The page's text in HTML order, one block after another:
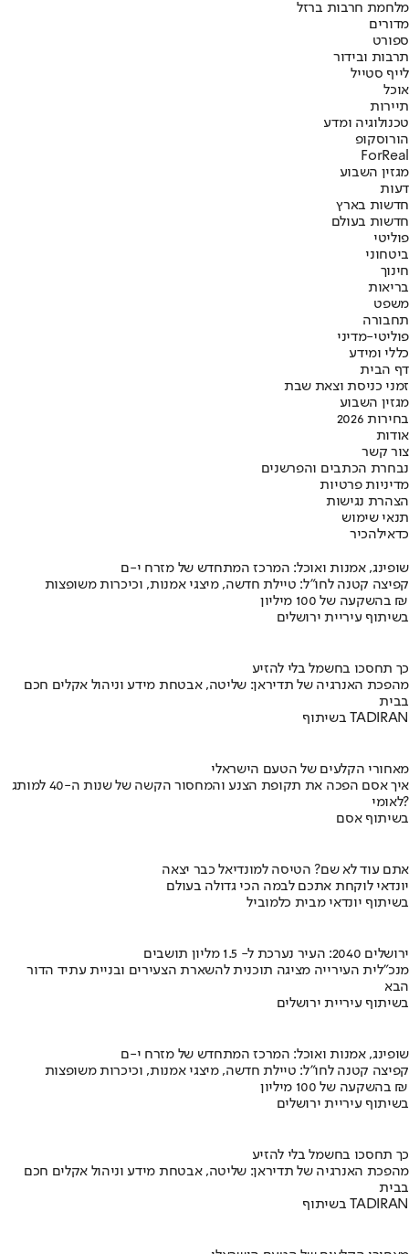
מלחמת חרבות ברזל
מדורים
ספורט
תרבות ובידור
לייף סטייל
אוכל
תיירות
טכנולוגיה ומדע
הורוסקופ
ForReal
מגזין השבוע
דעות
חדשות בארץ
חדשות בעולם
פוליטי
ביטחוני
חינוך
בריאות
משפט
תחבורה
פוליטי-מדיני
כללי ומידע
דף הבית
זמני כניסת וצאת שבת
מגזין השבוע
בחירות 2026
אודות
צור קשר
נבחרת הכתבים והפרשנים
מדיניות פרטיות
הצהרת נגישות
תנאי שימוש
כדאילהכיר
שופינג, אמנות ואוכל: המרכז המתחדש של מזרח י-ם
קפיצה קטנה לחו"ל: טיילת חדשה, מיצגי אמנות, וכיכרות משופצות
בהשקעה של 100 מיליון ₪
בשיתוף עיריית ירושלים
כך תחסכו בחשמל בלי להזיע
מהפכת האנרגיה של תדיראן: שליטה, אבטחת מידע וניהול אקלים חכם
בבית
בשיתוף TADIRAN
מאחורי הקלעים של הטעם הישראלי
איך אסם הפכה את תקופת הצנע והמחסור הקשה של שנות ה-40 למותג
לאומי?
בשיתוף אסם
אתם עוד לא שם? הטיסה למונדיאל כבר יצאה
יונדאי לוקחת אתכם לבמה הכי גדולה בעולם
בשיתוף יונדאי מבית כלמוביל
ירושלים 2040: העיר נערכת ל- 1.5 מליון תושבים
מנכ"לית העירייה מציגה תוכנית להשארת הצעירים ובניית עתיד הדור
הבא
בשיתוף עיריית ירושלים
שופינג, אמנות ואוכל: המרכז המתחדש של מזרח י-ם
קפיצה קטנה לחו"ל: טיילת חדשה, מיצגי אמנות, וכיכרות משופצות
בהשקעה של 100 מיליון ₪
בשיתוף עיריית ירושלים
כך תחסכו בחשמל בלי להזיע
מהפכת האנרגיה של תדיראן: שליטה, אבטחת מידע וניהול אקלים חכם
בבית
בשיתוף TADIRAN